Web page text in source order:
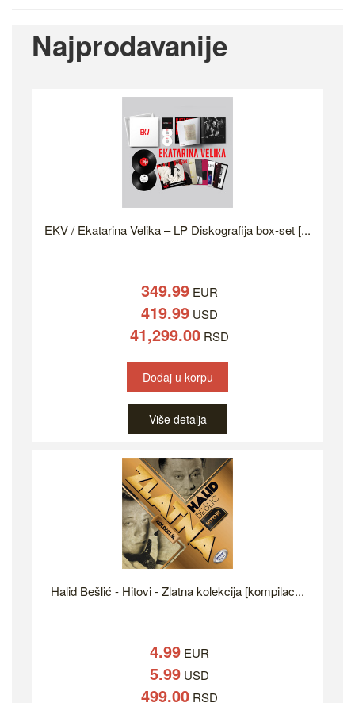
Najprodavanije
EKV / Ekatarina Velika – LP Diskografija box-set [...
349.99 EUR
419.99 USD
41,299.00 RSD
Dodaj u korpu
Više detalja
Halid Bešlić - Hitovi - Zlatna kolekcija [kompilac...
4.99 EUR
5.99 USD
499.00 RSD